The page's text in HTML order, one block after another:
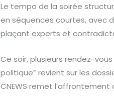
Le tempo de la soirée
en séquences courtes, avec
plaçant experts et
Ce soir, plusieurs rendez-
politique” revient sur les
CNEWS remet l’affrontement